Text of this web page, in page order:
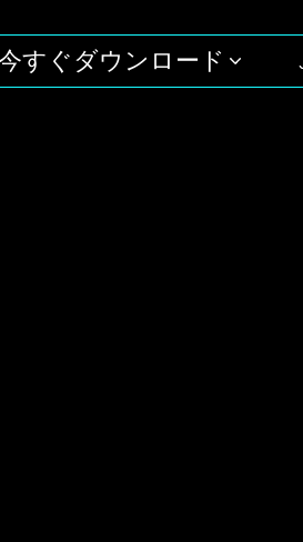
すぐダウンロード